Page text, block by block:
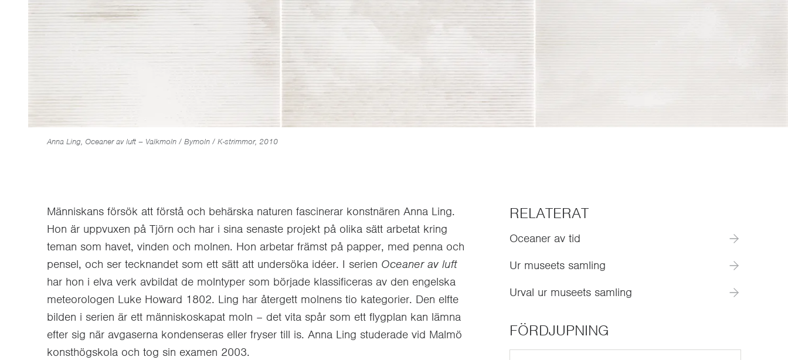
Anna Ling, Oceaner av luft – Valkmoln / Bymoln / K-strimmor, 2010
Människans försök att förstå och behärska naturen fascinerar konstnären Anna Ling.
Hon är uppvuxen på Tjörn och har i sina senaste projekt på olika sätt arbetat kring
teman som havet, vinden och molnen. Hon arbetar främst på papper, med penna och
pensel, och ser tecknandet som ett sätt att undersöka idéer. I serien Oceaner av luft
har hon i elva verk avbildat de molntyper som började klassificeras av den engelska
meteorologen Luke Howard 1802. Ling har återgett molnens tio kategorier. Den elfte
bilden i serien är ett människoskapat moln – det vita spår som ett flygplan kan lämna
efter sig när avgaserna kondenseras eller fryser till is. Anna Ling studerade vid Malmö
konsthögskola och tog sin examen 2003.
RELATERAT
Oceaner av tid
Ur museets samling
Urval ur museets samling
FÖRDJUPNING